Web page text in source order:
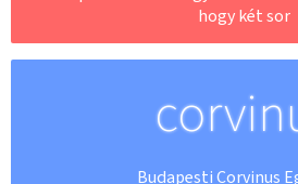
hogy két sor
Budapesti Corvinus